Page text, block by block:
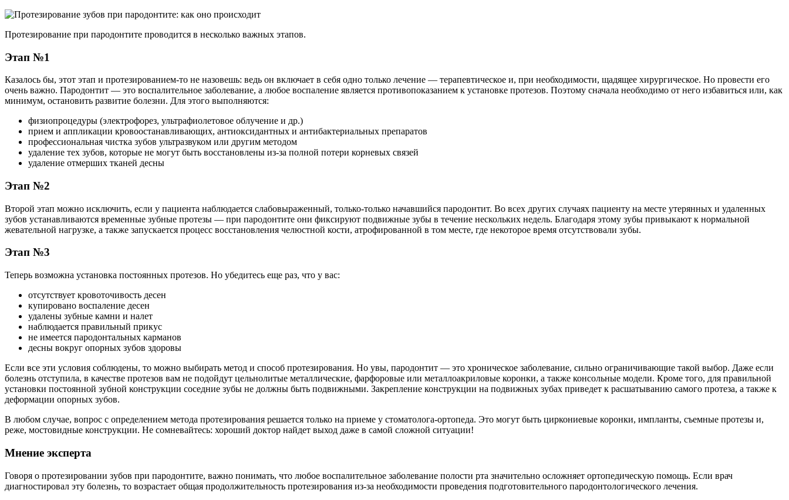
Протезирование при пародонтите проводится в несколько важных этапов.
Этап №1
Казалось бы, этот этап и протезированием-то не назовешь: ведь он включает в себя одно только лечение — терапевтическое и, при необходимости, щадящее хирургическое. Но провести его
очень важно. Пародонтит — это воспалительное заболевание, а любое воспаление является противопоказанием к установке протезов. Поэтому сначала необходимо от него избавиться или, как
минимум, остановить развитие болезни. Для этого выполняются:
физиопроцедуры (электрофорез, ультрафиолетовое облучение и др.)
прием и аппликации кровоостанавливающих, антиоксидантных и антибактериальных препаратов
профессиональная чистка зубов ультразвуком или другим методом
удаление тех зубов, которые не могут быть восстановлены из-за полной потери корневых связей
удаление отмерших тканей десны
Этап №2
Второй этап можно исключить, если у пациента наблюдается слабовыраженный, только-только начавшийся пародонтит. Во всех других случаях пациенту на месте утерянных и удаленных
зубов устанавливаются временные зубные протезы — при пародонтите они фиксируют подвижные зубы в течение нескольких недель. Благодаря этому зубы привыкают к нормальной
жевательной нагрузке, а также запускается процесс восстановления челюстной кости, атрофированной в том месте, где некоторое время отсутствовали зубы.
Этап №3
Теперь возможна установка постоянных протезов. Но убедитесь еще раз, что у вас:
отсутствует кровоточивость десен
купировано воспаление десен
удалены зубные камни и налет
наблюдается правильный прикус
не имеется пародонтальных карманов
десны вокруг опорных зубов здоровы
Если все эти условия соблюдены, то можно выбирать метод и способ протезирования. Но увы, пародонтит — это хроническое заболевание, сильно ограничивающие такой выбор. Даже если
болезнь отступила, в качестве протезов вам не подойдут цельнолитые металлические, фарфоровые или металлоакриловые коронки, а также консольные модели. Кроме того, для правильной
установки постоянной зубной конструкции соседние зубы не должны быть подвижными. Закрепление конструкции на подвижных зубах приведет к расшатыванию самого протеза, а также к
деформации опорных зубов.
В любом случае, вопрос с определением метода протезирования решается только на приеме у стоматолога-ортопеда. Это могут быть циркониевые коронки, импланты, съемные протезы и,
реже, мостовидные конструкции. Не сомневайтесь: хороший доктор найдет выход даже в самой сложной ситуации!
Мнение эксперта
Говоря о протезировании зубов при пародонтите, важно понимать, что любое воспалительное заболевание полости рта значительно осложняет ортопедическую помощь. Если врач
диагностировал эту болезнь, то возрастает общая продолжительность протезирования из-за необходимости проведения подготовительного пародонтологического лечения.